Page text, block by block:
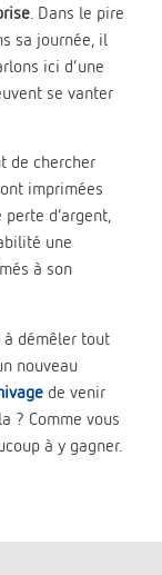
. Dans le pire
sa journée, il
ici d’une
se vanter
de chercher
imprimées
perte d’argent,
une
à son
à démêler tout
nouveau
de venir
? Comme vous
à y gagner.